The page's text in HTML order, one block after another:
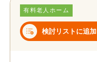
有料老人ホーム
検討リストに追加